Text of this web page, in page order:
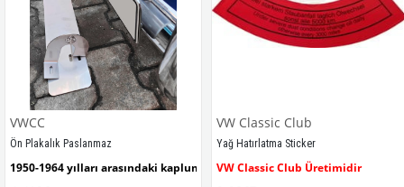
VWCC
Ön Plakalık Paslanmaz
1950-1964 yılları arasındaki kaplumbağa modelleri ile uyumludur.
VW Classic Club
Yağ Hatırlatma Sticker
VW Classic Club Üretimidir